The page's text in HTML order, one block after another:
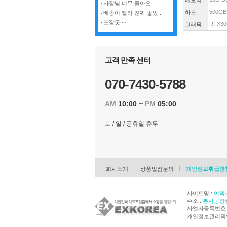
사장님 너무 좋아요...
배송이 빨라 진짜 좋았...
포장굿~~
하드
그래픽
고객 만족 센터
070-7430-5788
AM 10:00 ~ PM 05:00
토 / 일 / 공휴일 휴무
회사소개 상품입점문의 개인정보취급방
사이트명 : 이엑
주소 : 본사공장
사업자등록번
개인정보관리